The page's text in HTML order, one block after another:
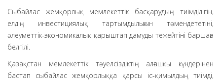
Сыбайлас жемқорлық мемлекеттік басқарудың тиімділігін,
елдің инвестициялық тартымдылығын төмендететіні,
әлеуметтік-экономикалық қарыштап дамуды тежейтіні баршаға
белгілі.
Қазақстан мемлекеттік тәуелсіздіктің алғашқы күндерінен
бастап сыбайлас жемқорлыққа қарсы іс-қимылдың тиімді,